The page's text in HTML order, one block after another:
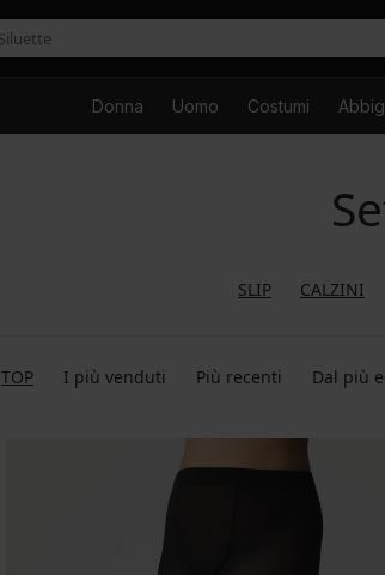
Donna Uomo Costumi
SLIP CALZINI
TOP I più venduti Più recenti Dal più